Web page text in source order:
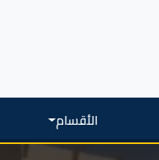
الأقسام